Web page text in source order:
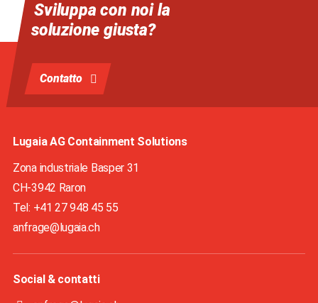
Sviluppa con noi la
soluzione giusta?
Contatto
Lugaia AG Containment Solutions
Zona industriale Basper 31
CH-3942 Raron
Tel: +41 27 948 45 55
anfrage@lugaia.ch
Social & contatti